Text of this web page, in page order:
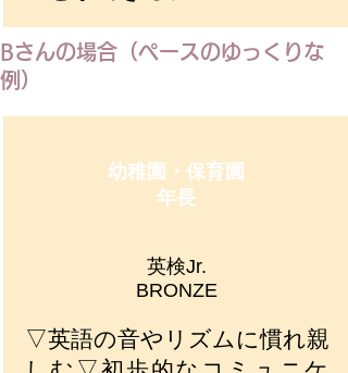
Bさんの場合（ペースのゆっくりな
例）
​幼稚園・保育園
年長
英検Jr.
BRONZE
▽英語の音やリズムに慣れ親